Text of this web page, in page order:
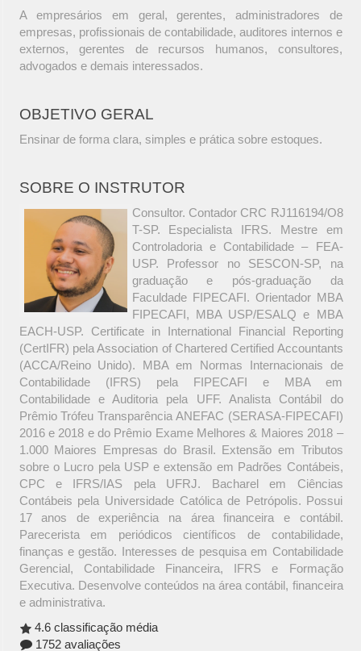
A empresários em geral, gerentes, administradores de
empresas, profissionais de contabilidade, auditores internos e
externos, gerentes de recursos humanos, consultores,
advogados e demais interessados.
OBJETIVO GERAL
Ensinar de forma clara, simples e prática sobre estoques.
SOBRE O INSTRUTOR
Consultor. Contador CRC RJ116194/O8
T-SP. Especialista IFRS. Mestre em
Controladoria e Contabilidade – FEA-
USP. Professor no SESCON-SP, na
graduação e pós-graduação da
Faculdade FIPECAFI. Orientador MBA
FIPECAFI, MBA USP/ESALQ e MBA
EACH-USP. Certificate in International Financial Reporting
(CertIFR) pela Association of Chartered Certified Accountants
(ACCA/Reino Unido). MBA em Normas Internacionais de
Contabilidade (IFRS) pela FIPECAFI e MBA em
Contabilidade e Auditoria pela UFF. Analista Contábil do
Prêmio Trófeu Transparência ANEFAC (SERASA-FIPECAFI)
2016 e 2018 e do Prêmio Exame Melhores & Maiores 2018 –
1.000 Maiores Empresas do Brasil. Extensão em Tributos
sobre o Lucro pela USP e extensão em Padrões Contábeis,
CPC e IFRS/IAS pela UFRJ. Bacharel em Ciências
Contábeis pela Universidade Católica de Petrópolis. Possui
17 anos de experiência na área financeira e contábil.
Parecerista em periódicos científicos de contabilidade,
finanças e gestão. Interesses de pesquisa em Contabilidade
Gerencial, Contabilidade Financeira, IFRS e Formação
Executiva. Desenvolve conteúdos na área contábil, financeira
e administrativa.
4.6 classificação média
1752 avaliações